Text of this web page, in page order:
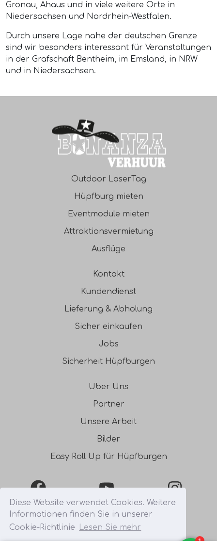
Diese Website verwendet Cookies. Weitere
Informationen finden Sie in unserer
Cookie-Richtlinie
Lesen Sie mehr
Gronau, Ahaus und in viele weitere Orte in
Niedersachsen und Nordrhein-Westfalen.
Durch unsere Lage nahe der deutschen Grenze
sind wir besonders interessant für Veranstaltungen
in der Grafschaft Bentheim, im Emsland, in NRW
und in Niedersachsen.
Outdoor LaserTag
Hüpfburg mieten
Eventmodule mieten
Attraktionsvermietung
Ausflüge
Kontakt
Kundendienst
Lieferung & Abholung
Sicher einkaufen
Jobs
Sicherheit Hüpfburgen
Uber Uns
Partner
Unsere Arbeit
Bilder
Easy Roll Up für Hüpfburgen